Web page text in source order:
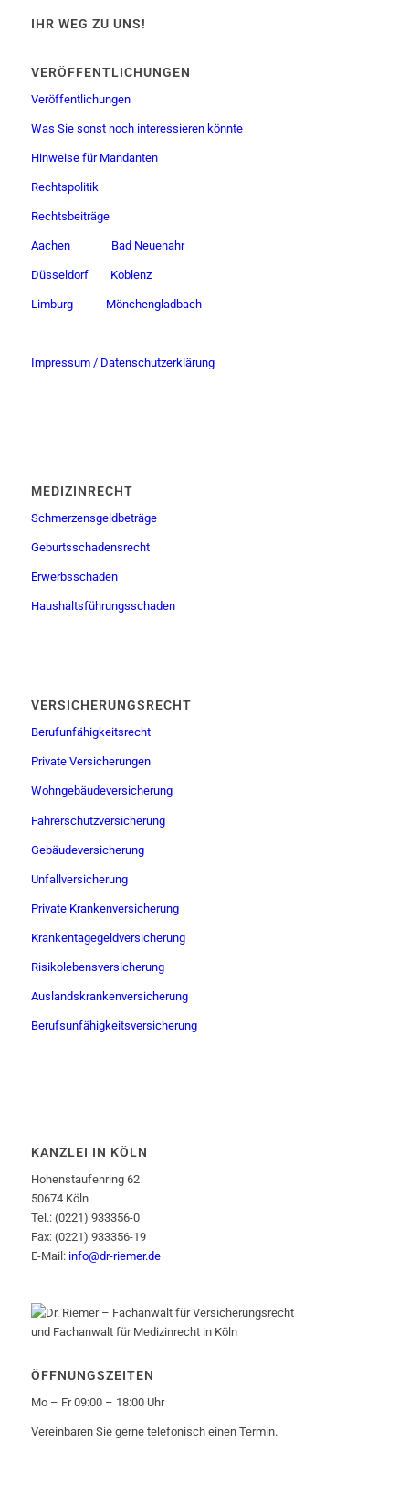
IHR WEG ZU UNS!
VERÖFFENTLICHUNGEN
Veröffentlichungen
Was Sie sonst noch interessieren könnte
Hinweise für Mandanten
Rechtspolitik
Rechtsbeiträge
Aachen Bad Neuenahr
Düsseldorf Koblenz
Limburg Mönchengladbach
Impressum / Datenschutzerklärung
MEDIZINRECHT
Schmerzensgeldbeträge
Geburtsschadensrecht
Erwerbsschaden
Haushaltsführungsschaden
VERSICHERUNGSRECHT
Berufunfähigkeitsrecht
Private Versicherungen
Wohngebäudeversicherung
Fahrerschutzversicherung
Gebäudeversicherung
Unfallversicherung
Private Krankenversicherung
Krankentagegeldversicherung
Risikolebensversicherung
Auslandskrankenversicherung
Berufsunfähigkeitsversicherung
KANZLEI IN KÖLN
Hohenstaufenring 62
50674 Köln
Tel.: (0221) 933356-0
Fax: (0221) 933356-19
E-Mail: info@dr-riemer.de
ÖFFNUNGSZEITEN
Mo – Fr 09:00 – 18:00 Uhr
Vereinbaren Sie gerne telefonisch einen Termin.